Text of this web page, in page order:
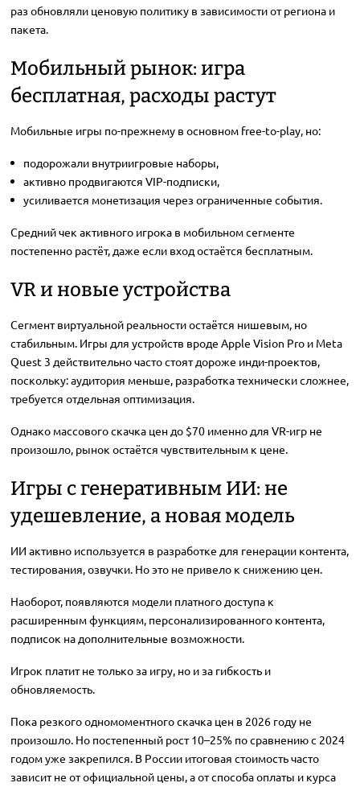
раз обновляли ценовую политику в зависимости от региона и
пакета.
Мобильный рынок: игра
бесплатная, расходы растут
Мобильные игры по-прежнему в основном free-to-play, но:
подорожали внутриигровые наборы,
активно продвигаются VIP-подписки,
усиливается монетизация через ограниченные события.
Средний чек активного игрока в мобильном сегменте
постепенно растёт, даже если вход остаётся бесплатным.
VR и новые устройства
Сегмент виртуальной реальности остаётся нишевым, но
стабильным. Игры для устройств вроде Apple Vision Pro и Meta
Quest 3 действительно часто стоят дороже инди-проектов,
поскольку: аудитория меньше, разработка технически сложнее,
требуется отдельная оптимизация.
Однако массового скачка цен до $70 именно для VR-игр не
произошло, рынок остаётся чувствительным к цене.
Игры с генеративным ИИ: не
удешевление, а новая модель
ИИ активно используется в разработке для генерации контента,
тестирования, озвучки. Но это не привело к снижению цен.
Наоборот, появляются модели платного доступа к
расширенным функциям, персонализированного контента,
подписок на дополнительные возможности.
Игрок платит не только за игру, но и за гибкость и
обновляемость.
Пока резкого одномоментного скачка цен в 2026 году не
произошло. Но постепенный рост 10–25% по сравнению с 2024
годом уже закрепился. В России итоговая стоимость часто
зависит не от официальной цены, а от способа оплаты и курса